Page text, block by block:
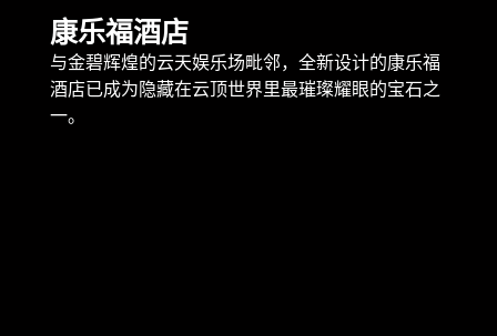
康乐福酒店
与金碧辉煌的云天娱乐场毗邻，全新设计的康乐福
酒店已成为隐藏在云顶世界里最璀璨耀眼的宝石之
一。